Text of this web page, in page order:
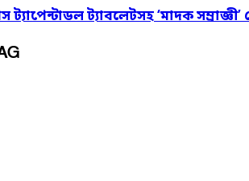
ট্যাবলেটসহ ‘মাদক